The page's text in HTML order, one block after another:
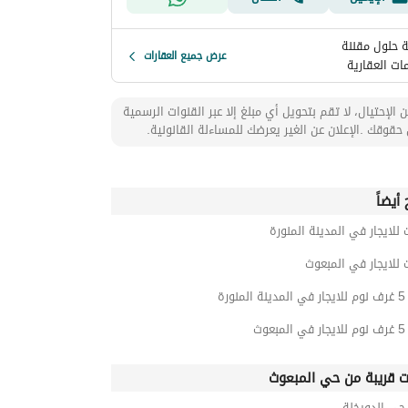
حلول مقننة
العقارية عرض جميع العقارات
الإحتيال، لا تقم بتحويل أي مبلغ إلا عبر القنوات الرسمية
.الإعلان عن الغير يعرضك للمساءلة القانونية.
للايجار في المدينة المنورة
للايجار في المبعوث
قريبة من حي المبعوث